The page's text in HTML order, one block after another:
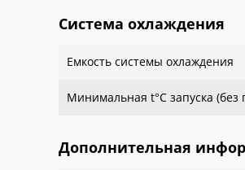
Система охлаждения
Емкость системы охлаждения
Минимальная t°С запуска (без
Дополнительная